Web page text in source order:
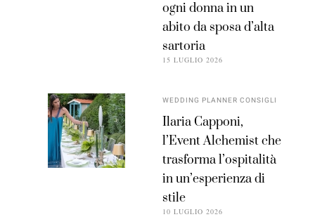
ogni donna in un
abito da sposa d’alta
sartoria
15 LUGLIO 2026
WEDDING PLANNER CONSIGLI
Ilaria Capponi,
l’Event Alchemist che
trasforma l’ospitalità
in un’esperienza di
stile
10 LUGLIO 2026